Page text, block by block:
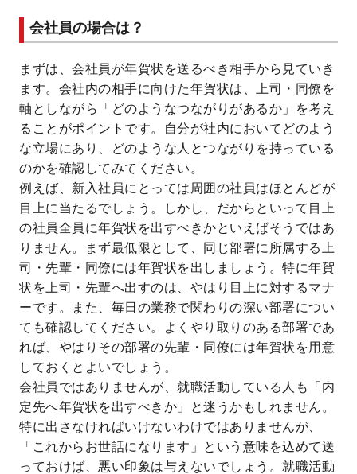
会社員の場合は？
まずは、会社員が年賀状を送るべき相手から見ていき
ます。会社内の相手に向けた年賀状は、上司・同僚を
軸としながら「どのようなつながりがあるか」を考え
ることがポイントです。自分が社内においてどのよう
な立場にあり、どのような人とつながりを持っている
のかを確認してみてください。
例えば、新入社員にとっては周囲の社員はほとんどが
目上に当たるでしょう。しかし、だからといって目上
の社員全員に年賀状を出すべきかといえばそうではあ
りません。まず最低限として、同じ部署に所属する上
司・先輩・同僚には年賀状を出しましょう。特に年賀
状を上司・先輩へ出すのは、やはり目上に対するマナ
ーです。また、毎日の業務で関わりの深い部署につい
ても確認してください。よくやり取りのある部署であ
れば、やはりその部署の先輩・同僚には年賀状を用意
しておくとよいでしょう。
会社員ではありませんが、就職活動している人も「内
定先へ年賀状を出すべきか」と迷うかもしれません。
特に出さなければいけないわけではありませんが、
「これからお世話になります」という意味を込めて送
っておけば、悪い印象は与えないでしょう。就職活動